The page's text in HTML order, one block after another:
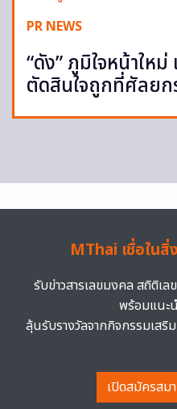
PR NEWS
“ดัง” ภูมิใจหน้าให
ตัดสินใจถูกที่ศัลยก
MThai เชื่อในสิ่
รับข่าวสารเลขมงคล สถิติเล
พร้อมแนะ
ลุ้นรับรางวัลจากกิจกรรมเสริ
เปิดสมัครสม